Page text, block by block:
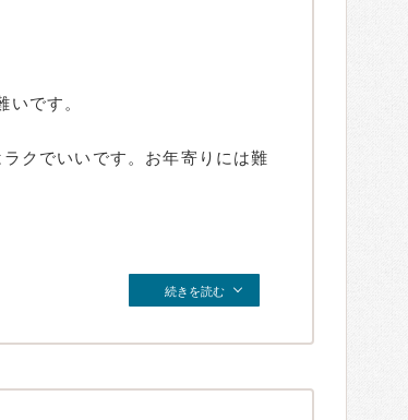
です。
クでいいです。お年寄りには難
続きを読む